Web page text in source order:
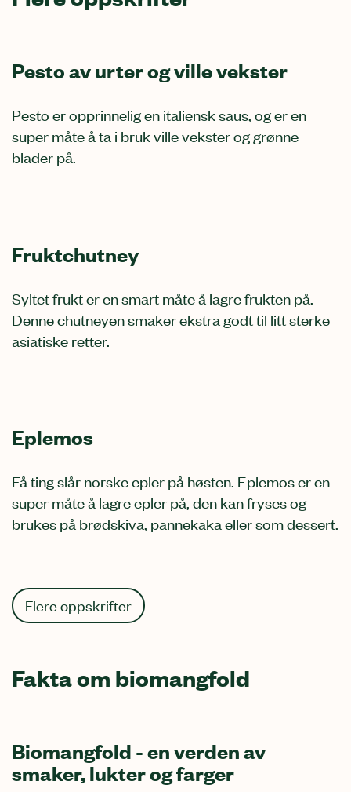
Pesto av urter og ville vekster
Pesto er opprinnelig en italiensk saus, og er en
super måte å ta i bruk ville vekster og grønne
blader på.
Fruktchutney
Syltet frukt er en smart måte å lagre frukten på.
Denne chutneyen smaker ekstra godt til litt sterke
asiatiske retter.
Eplemos
Få ting slår norske epler på høsten. Eplemos er en
super måte å lagre epler på, den kan fryses og
brukes på brødskiva, pannekaka eller som dessert.
Flere oppskrifter
Fakta om biomangfold
Biomangfold - en verden av
smaker, lukter og farger